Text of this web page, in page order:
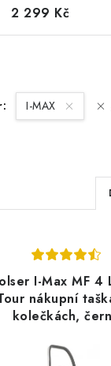
2 299 Kč
I-MAX
Ř
a
z
e
n
I-Max MF 4
nákupní
kolečkách,